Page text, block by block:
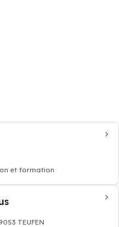
et formation
TEUFEN